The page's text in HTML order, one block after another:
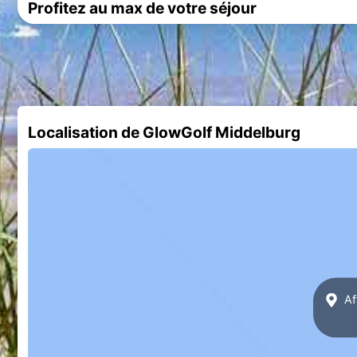
Profitez au max de votre séjour
Localisation de GlowGolf Middelburg